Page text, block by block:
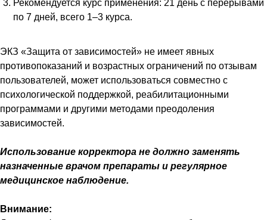
Рекомендуется курс применения: 21 день с перерывами
по 7 дней, всего 1–3 курса.
ЭКЗ «Защита от зависимостей» не имеет явных
противопоказаний и возрастных ограничений по отзывам
пользователей, может использоваться совместно с
психологической поддержкой, реабилитационными
программами и другими методами преодоления
зависимостей.
Использование корректора не должно заменять
назначенные врачом препараты и регулярное
медицинское наблюдение.
Внимание: